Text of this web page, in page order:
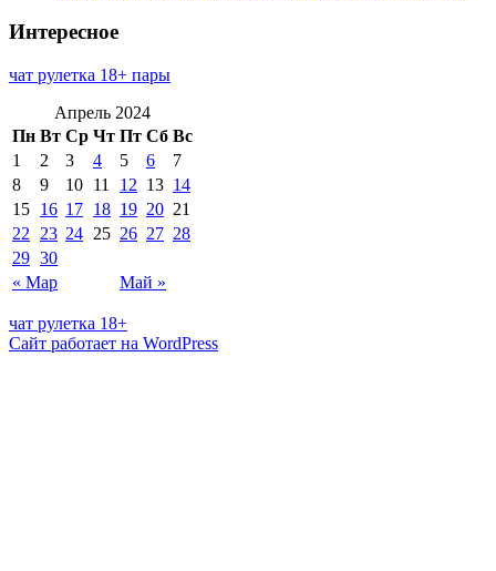
Интересное
чат рулетка 18+ пары
Апрель 2024
Пн Вт Ср Чт Пт Сб Вс
« Мар Май »
1 2 3 4 5 6
7
8
9 10 11 12 13 14
15 16 17 18 19 20 21
22
23 24 25 26 27 28
29 30
чат рулетка 18+
Сайт работает на WordPress